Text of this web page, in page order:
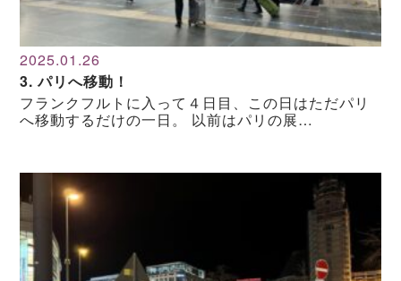
2025.01.26
3. パリへ移動！
フランクフルトに入って４日目、この日はただパリ
へ移動するだけの一日。 以前はパリの展…